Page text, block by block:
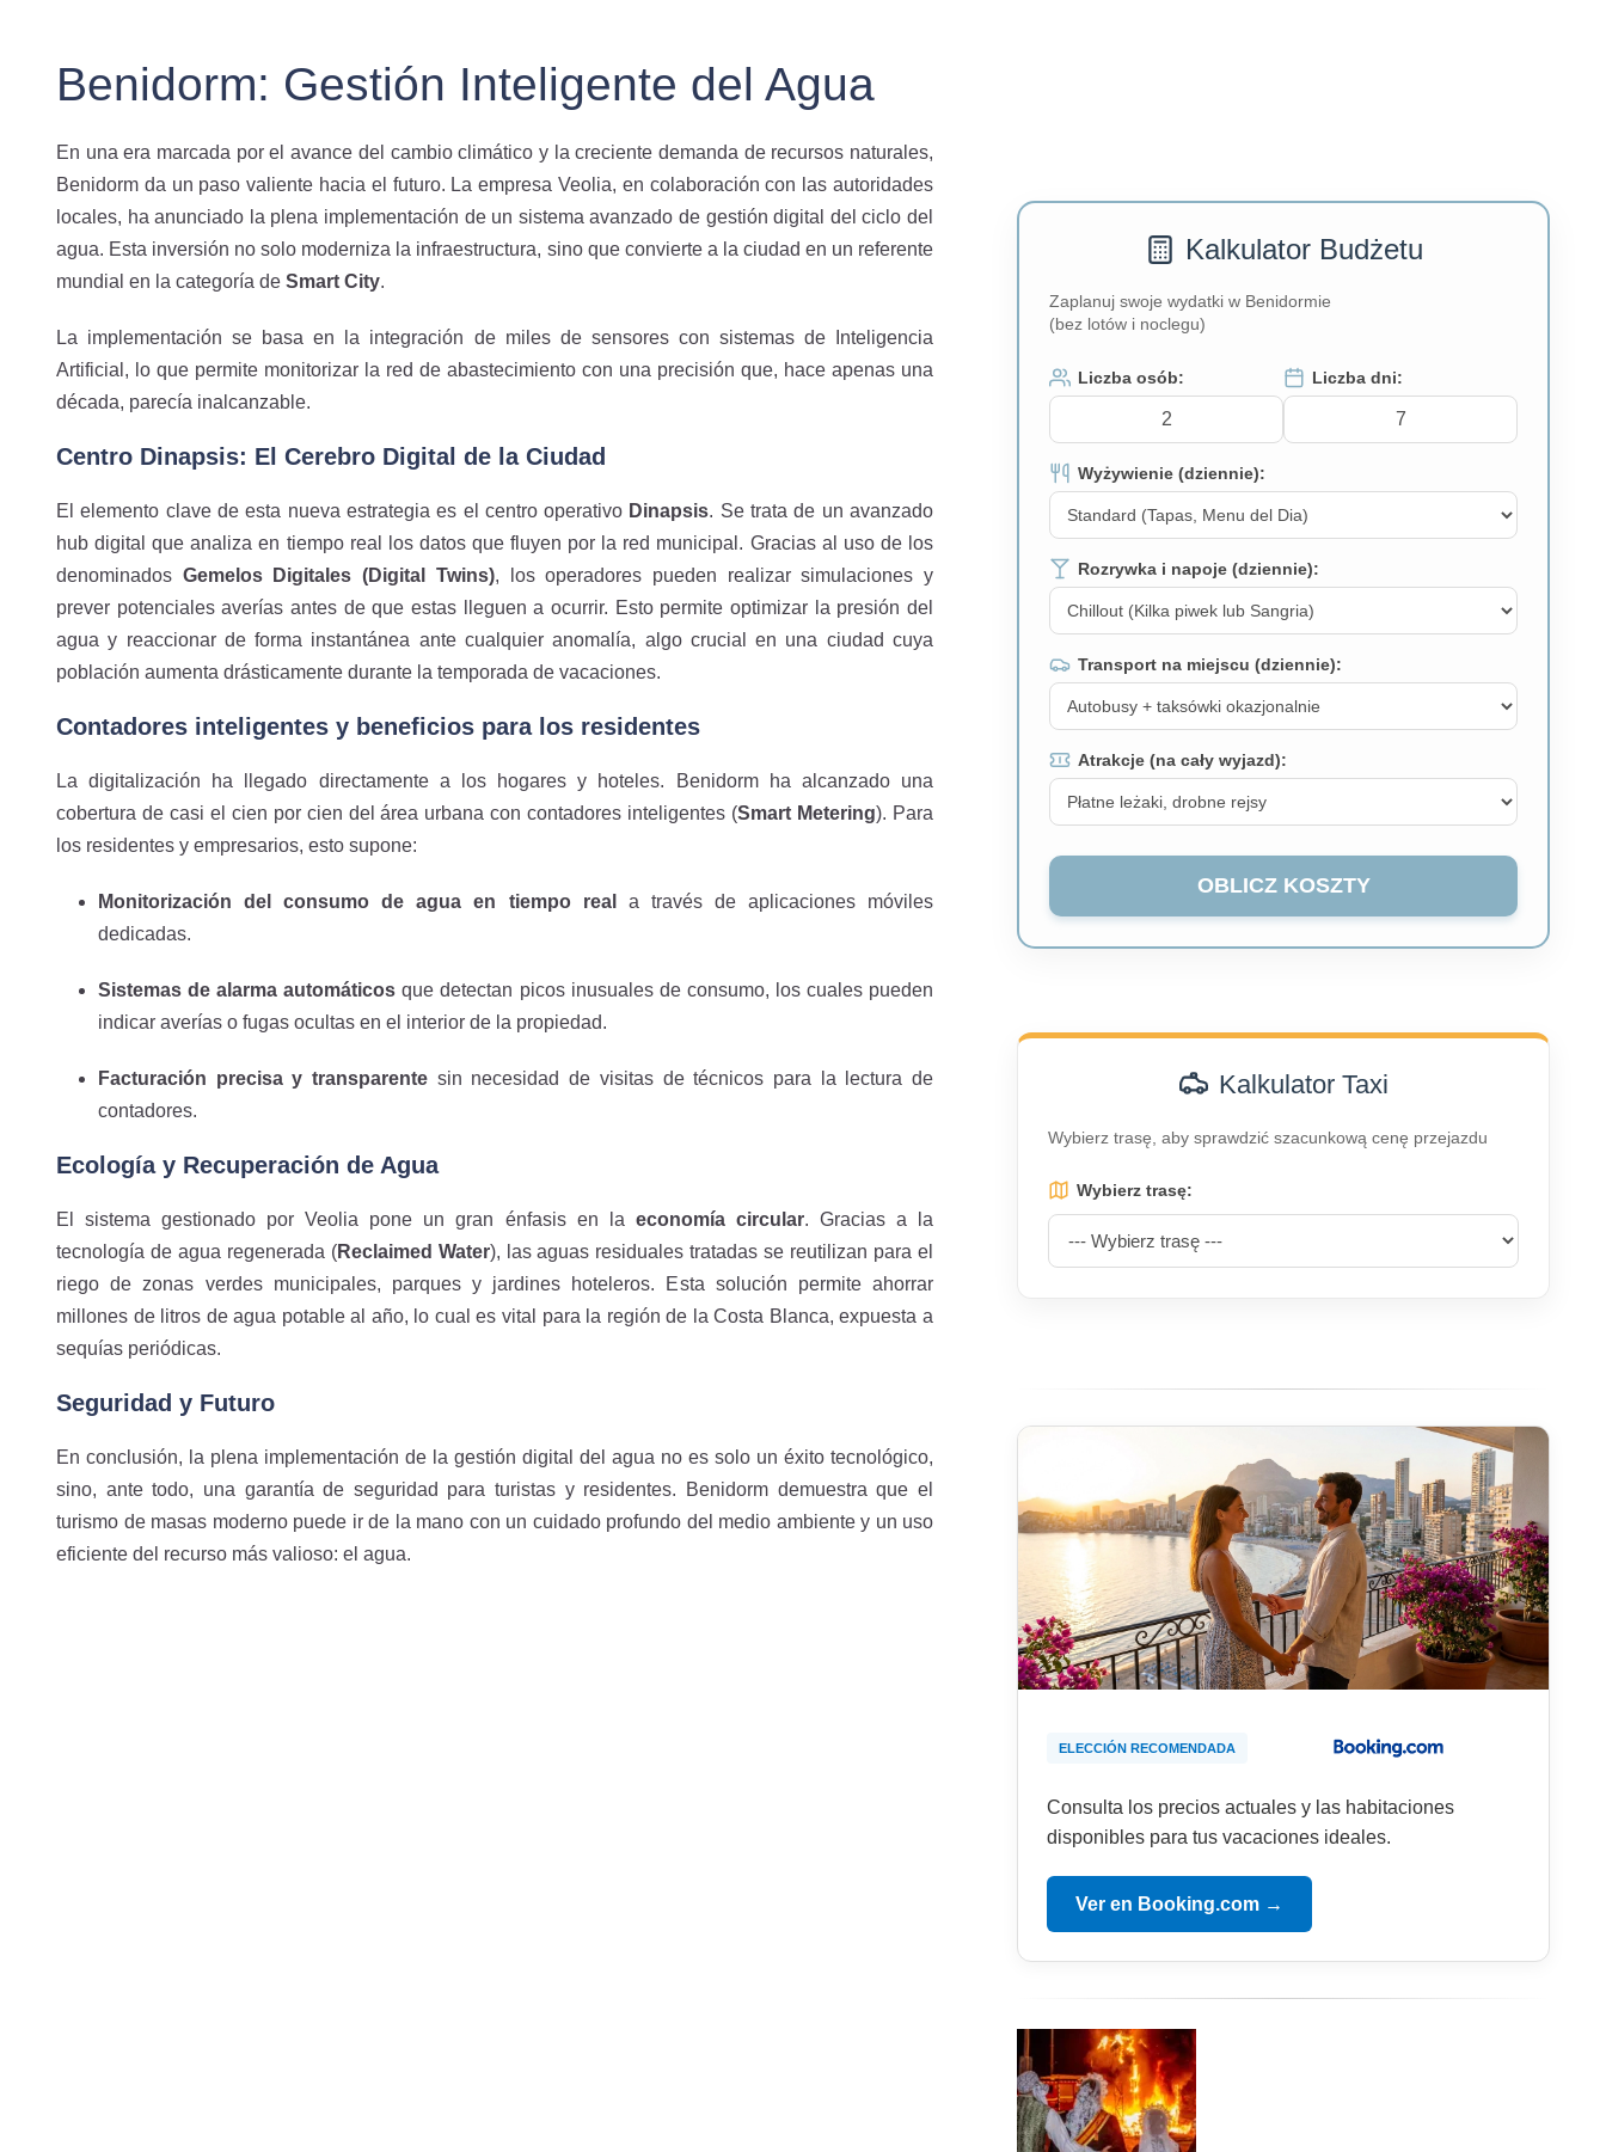
Benidorm: Gestión Inteligente del Agua
En una era marcada por el avance del cambio climático y la creciente demanda de recursos naturales,
Benidorm da un paso valiente hacia el futuro. La empresa Veolia, en colaboración con las autoridades
locales, ha anunciado la plena implementación de un sistema avanzado de gestión digital del ciclo del
agua. Esta inversión no solo moderniza la infraestructura, sino que convierte a la ciudad en un referente
mundial en la categoría de Smart City.
La implementación se basa en la integración de miles de sensores con sistemas de Inteligencia
Artificial, lo que permite monitorizar la red de abastecimiento con una precisión que, hace apenas una
década, parecía inalcanzable.
Centro Dinapsis: El Cerebro Digital de la Ciudad
El elemento clave de esta nueva estrategia es el centro operativo Dinapsis. Se trata de un avanzado
hub digital que analiza en tiempo real los datos que fluyen por la red municipal. Gracias al uso de los
denominados Gemelos Digitales (Digital Twins), los operadores pueden realizar simulaciones y
prever potenciales averías antes de que estas lleguen a ocurrir. Esto permite optimizar la presión del
agua y reaccionar de forma instantánea ante cualquier anomalía, algo crucial en una ciudad cuya
población aumenta drásticamente durante la temporada de vacaciones.
Contadores inteligentes y beneficios para los residentes
La digitalización ha llegado directamente a los hogares y hoteles. Benidorm ha alcanzado una
cobertura de casi el cien por cien del área urbana con contadores inteligentes (Smart Metering). Para
los residentes y empresarios, esto supone:
Monitorización del consumo de agua en tiempo real
a través de aplicaciones móviles
dedicadas.
Sistemas de alarma automáticos que detectan picos inusuales de consumo, los cuales pueden
indicar averías o fugas ocultas en el interior de la propiedad.
Facturación precisa y transparente sin necesidad de visitas de técnicos para la lectura de
contadores.
Ecología y Recuperación de Agua
El sistema gestionado por Veolia pone un gran énfasis en la economía circular. Gracias a la
tecnología de agua regenerada (Reclaimed Water), las aguas residuales tratadas se reutilizan para el
riego de zonas verdes municipales, parques y jardines hoteleros. Esta solución permite ahorrar
millones de litros de agua potable al año, lo cual es vital para la región de la Costa Blanca, expuesta a
sequías periódicas.
Seguridad y Futuro
En conclusión, la plena implementación de la gestión digital del agua no es solo un éxito tecnológico,
sino, ante todo, una garantía de seguridad para turistas y residentes. Benidorm demuestra que el
turismo de masas moderno puede ir de la mano con un cuidado profundo del medio ambiente y un uso
eficiente del recurso más valioso: el agua.
Kalkulator Budżetu
Zaplanuj swoje wydatki w Benidormie
(bez lotów i noclegu)
Liczba osób: Liczba dni:
Wyżywienie (dziennie):
Rozrywka i napoje (dziennie):
Transport na miejscu (dziennie):
Atrakcje (na cały wyjazd):
OBLICZ KOSZTY
Kalkulator Taxi
Wybierz trasę, aby sprawdzić szacunkową cenę przejazdu
Wybierz trasę:
ELECCIÓN RECOMENDADA
Consulta los precios actuales y las habitaciones
disponibles para tus vacaciones ideales.
Ver en Booking.com →